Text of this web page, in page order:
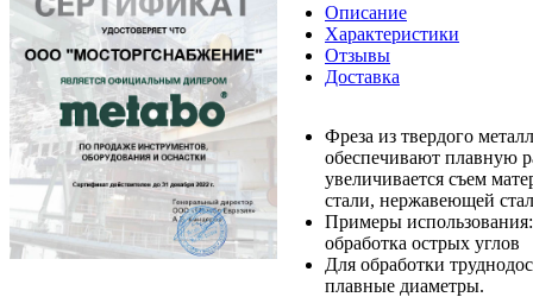
Описание
Характеристики
Отзывы
Доставка
Фреза из твердого
обеспечивают плавную
увеличивается съем
стали, нержавеющей
Примеры использования:
обработка острых углов
Для обработки
плавные диаметры.